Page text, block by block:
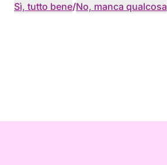
Sì, tutto bene/No, manca qualcosa